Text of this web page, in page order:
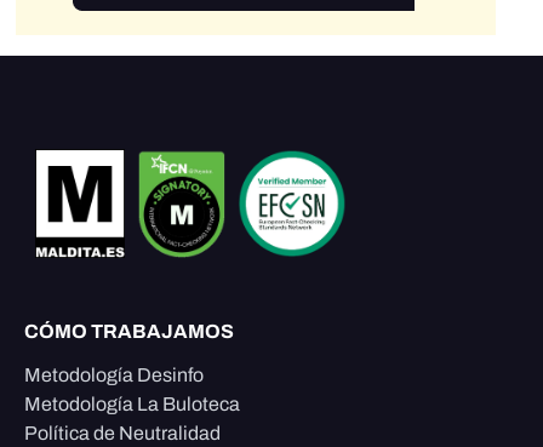
CÓMO TRABAJAMOS
Metodología Desinfo
Metodología La Buloteca
Política de Neutralidad